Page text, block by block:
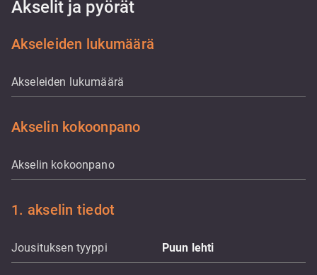
Akselit ja pyörät
Akseleiden lukumäärä
Akseleiden lukumäärä
Akselin kokoonpano
Akselin kokoonpano
1. akselin tiedot
Jousituksen tyyppi Puun lehti